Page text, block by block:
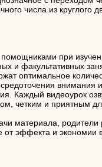
числа из круглого
при
и факультативных
оптимальное
внимания
Каждый видеоурок
четким и приятным
материала,
от эффекта и экономии